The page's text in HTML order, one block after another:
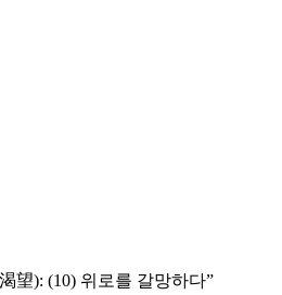
望): (10) 위로를 갈망하다”